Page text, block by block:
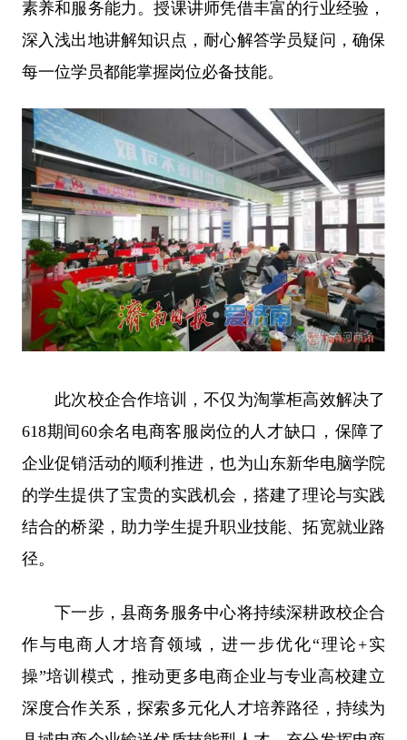
素养和服务能力。授课讲师凭借丰富的行业经验，
深入浅出地讲解知识点，耐心解答学员疑问，确保
每一位学员都能掌握岗位必备技能。
此次校企合作培训，不仅为淘掌柜高效解决了
618期间60余名电商客服岗位的人才缺口，保障了
企业促销活动的顺利推进，也为山东新华电脑学院
的学生提供了宝贵的实践机会，搭建了理论与实践
结合的桥梁，助力学生提升职业技能、拓宽就业路
径。
下一步，县商务服务中心将持续深耕政校企合
作与电商人才培育领域，进一步优化“理论+实
操”培训模式，推动更多电商企业与专业高校建立
深度合作关系，探索多元化人才培养路径，持续为